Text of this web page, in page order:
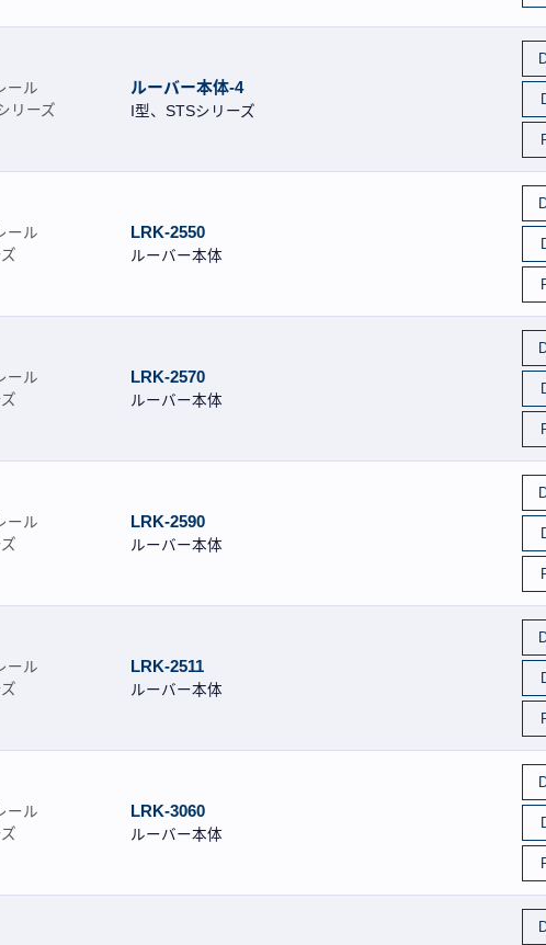
ール
リーズ
ルーバー本体-4
I型、STSシリーズ
ール
LRK-2550
ルーバー本体
ール
LRK-2570
ルーバー本体
ール
LRK-2590
ルーバー本体
ール
LRK-2511
ルーバー本体
ール
LRK-3060
ルーバー本体